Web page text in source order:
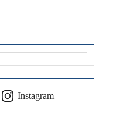
Instagram